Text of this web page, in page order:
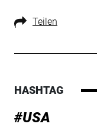
Teilen
HASHTAG
#USA